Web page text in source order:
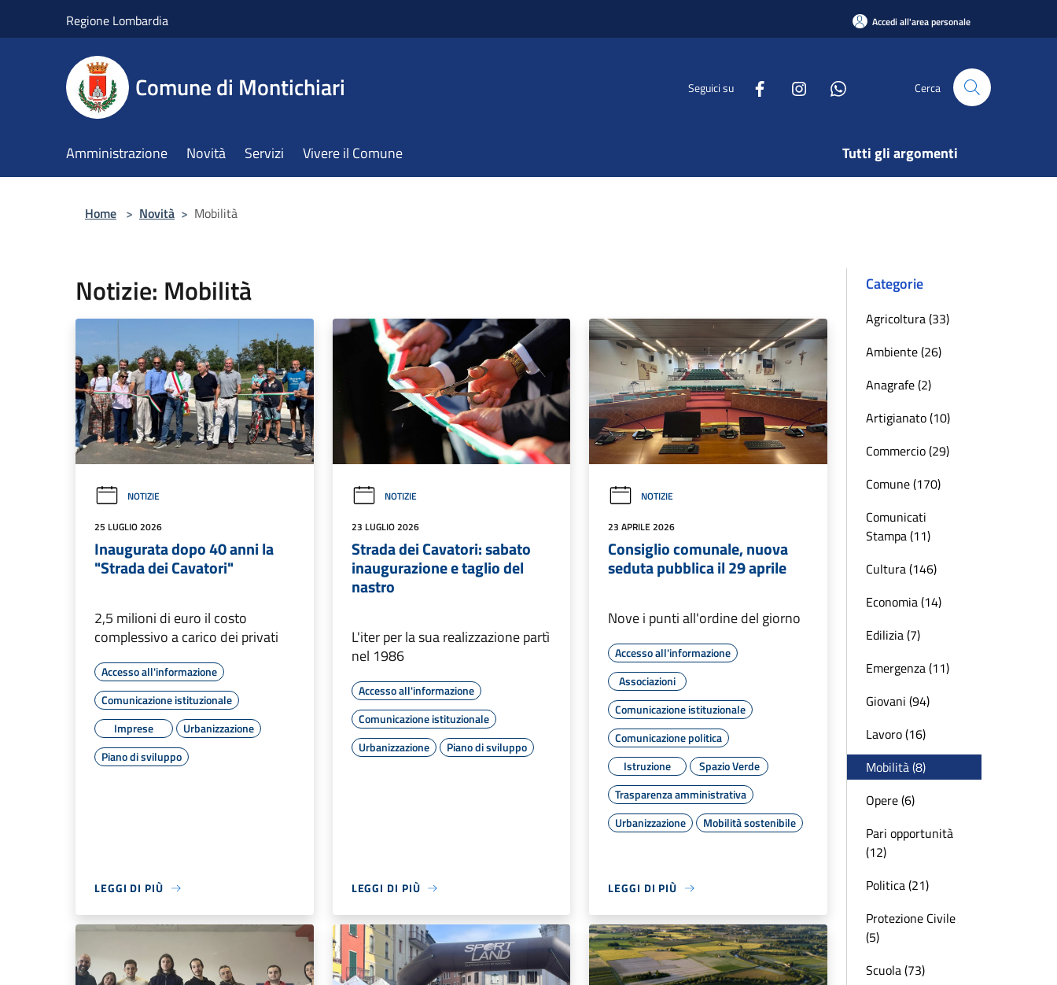
Regione Lombardia Accedi all'area personale
Comune di Montichiari Seguici su Cerca
Amministrazione Novità Servizi Vivere il Comune Tutti gli argomenti
Home > Novità > Mobilità
Notizie: Mobilità
NOTIZIE
25 LUGLIO 2026
Inaugurata dopo 40 anni la
"Strada dei Cavatori"
2,5 milioni di euro il costo
complessivo a carico dei privati
Accesso all'informazione
Comunicazione istituzionale
Imprese
Urbanizzazione
Piano di sviluppo
LEGGI DI PIÙ
NOTIZIE
23 LUGLIO 2026
Strada dei Cavatori: sabato
inaugurazione e taglio del
nastro
L'iter per la sua realizzazione partì
nel 1986
Accesso all'informazione
Comunicazione istituzionale
Urbanizzazione
Piano di sviluppo
LEGGI DI PIÙ
NOTIZIE
23 APRILE 2026
Consiglio comunale, nuova
seduta pubblica il 29 aprile
Nove i punti all'ordine del giorno
Accesso all'informazione
Associazioni
Comunicazione istituzionale
Comunicazione politica
Istruzione
Spazio Verde
Trasparenza amministrativa
Urbanizzazione
Mobilità sostenibile
LEGGI DI PIÙ
Categorie
Agricoltura (33)
Ambiente (26)
Anagrafe (2)
Artigianato (10)
Commercio (29)
Comune (170)
Comunicati
Stampa (11)
Cultura (146)
Economia (14)
Edilizia (7)
Emergenza (11)
Giovani (94)
Lavoro (16)
Mobilità (8)
Opere (6)
Pari opportunità
(12)
Politica (21)
Protezione Civile
(5)
Scuola (73)